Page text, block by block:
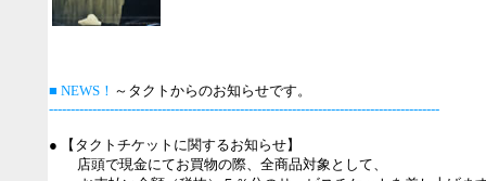
■ NEWS！ ～タクトからのお知らせです。
------------------------------------------------------------------------------------------
● 【タクトチケットに関するお知らせ】
店頭で現金にてお買物の際、全商品対象として、